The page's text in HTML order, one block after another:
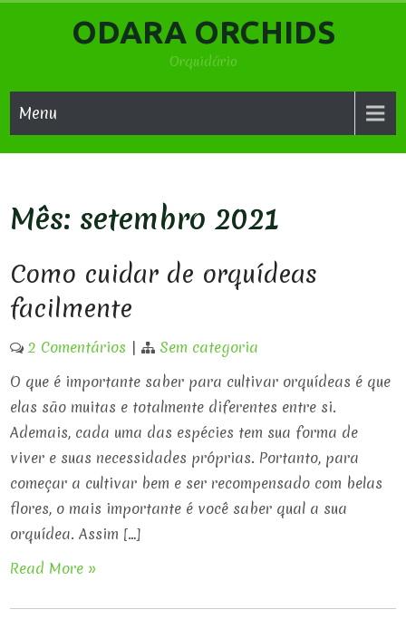
ODARA ORCHIDS
Orquidário
Menu
Mês: setembro 2021
Como cuidar de orquídeas
facilmente
2 Comentários |
Sem categoria
O que é importante saber para cultivar orquídeas é que
elas são muitas e totalmente diferentes entre si.
Ademais, cada uma das espécies tem sua forma de
viver e suas necessidades próprias. Portanto, para
começar a cultivar bem e ser recompensado com belas
flores, o mais importante é você saber qual a sua
orquídea. Assim […]
Read More »